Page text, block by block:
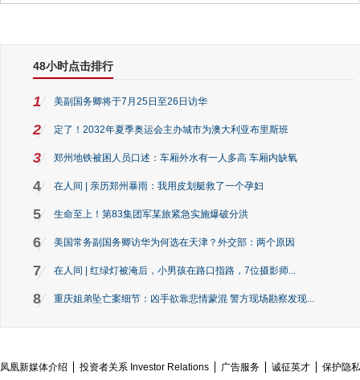
48小时点击排行
1 美副国务卿将于7月25日至26日访华
2 定了！2032年夏季奥运会主办城市为澳大利亚布里斯班
3 郑州地铁被困人员口述：车厢外水有一人多高 车厢内缺氧
4 在人间 | 亲历郑州暴雨：我用皮划艇救了一个孕妇
5 生命至上！第83集团军某旅紧急实施爆破分洪
6 美国常务副国务卿访华为何选在天津？外交部：两个原因
7 在人间 | 红绿灯被淹后，小男孩在路口指路，7位摄影师...
8 重庆姐弟坠亡案细节：凶手欲靠悲情蒙混 警方现场勘察发现...
凤凰新媒体介绍 投资者关系 Investor Relations 广告服务 诚征英才
保护隐